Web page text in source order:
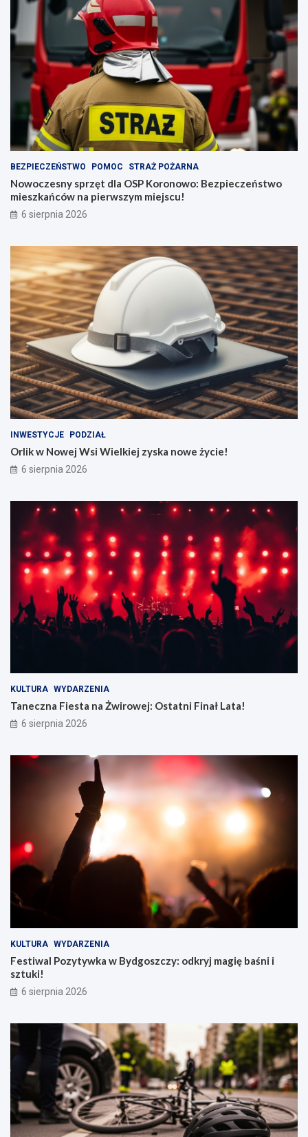
BEZPIECZEŃSTWO POMOC STRAŻ POŻARNA
Nowoczesny sprzęt dla OSP Koronowo: Bezpieczeństwo
mieszkańców na pierwszym miejscu!
6 sierpnia 2026
INWESTYCJE PODZIAŁ
Orlik w Nowej Wsi Wielkiej zyska nowe życie!
6 sierpnia 2026
KULTURA WYDARZENIA
Taneczna Fiesta na Żwirowej: Ostatni Finał Lata!
6 sierpnia 2026
KULTURA WYDARZENIA
Festiwal Pozytywka w Bydgoszczy: odkryj magię baśni i
sztuki!
6 sierpnia 2026